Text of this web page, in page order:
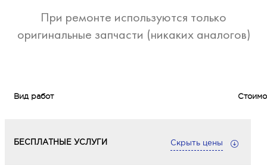
При ремонте используются только
оригинальные запчасти (никаких аналогов)
Вид работ
БЕСПЛАТНЫЕ УСЛУГИ Скрыть цены